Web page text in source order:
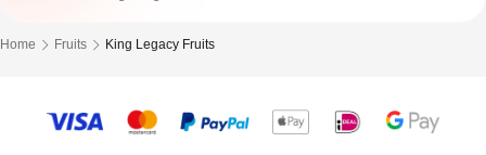
Home Fruits King Legacy Fruits